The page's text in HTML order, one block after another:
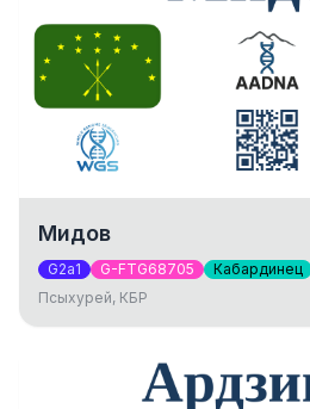
Мидов
G2a1 G-FTG68705 Кабардинец
Псыхурей, КБР